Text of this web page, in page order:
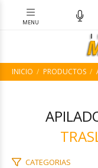
INICIO PRODUCTOS
CATEGORIAS